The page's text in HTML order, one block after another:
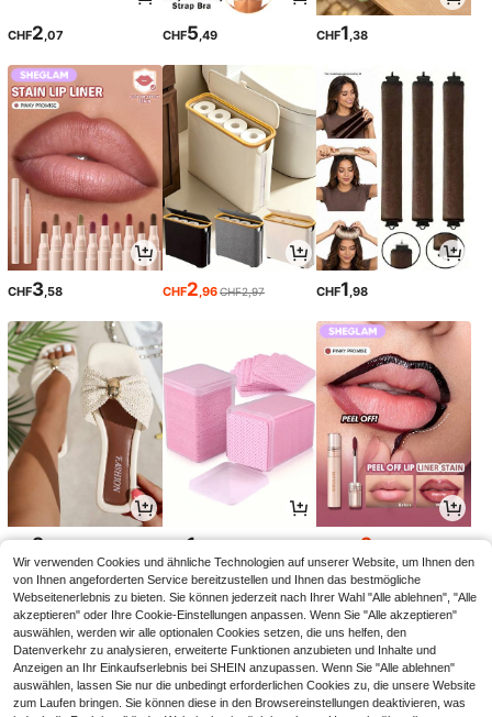
CHF2,07 CHF5,49 CHF1,38
CHF3 ,58 CHF2 ,96CHF2,97 CHF1 ,98
8 1 3
-10%
Wir verwenden Cookies und ähnliche Technologien auf unserer Website, um Ihnen den
von Ihnen angeforderten Service bereitzustellen und Ihnen das bestmögliche
Webseitenerlebnis zu bieten. Sie können jederzeit nach Ihrer Wahl "Alle ablehnen", "Alle
akzeptieren" oder Ihre Cookie-Einstellungen anpassen. Wenn Sie "Alle akzeptieren"
auswählen, werden wir alle optionalen Cookies setzen, die uns helfen, den
Datenverkehr zu analysieren, erweiterte Funktionen anzubieten und Inhalte und
Anzeigen an Ihr Einkaufserlebnis bei SHEIN anzupassen. Wenn Sie "Alle ablehnen"
auswählen, lassen Sie nur die unbedingt erforderlichen Cookies zu, die unsere Website
zum Laufen bringen. Sie können diese in den Browsereinstellungen deaktivieren, was